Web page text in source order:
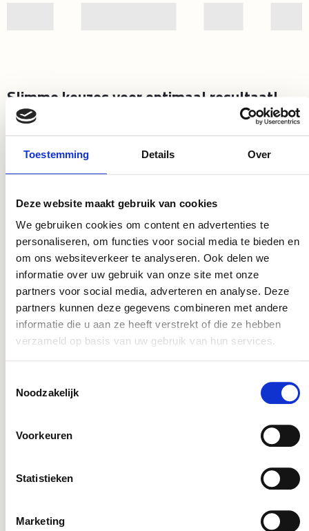
Toestemming Details Over
Deze website maakt gebruik van cookies
We gebruiken cookies om content en advertenties te
personaliseren, om functies voor social media te bieden en
om ons websiteverkeer te analyseren. Ook delen we
informatie over uw gebruik van onze site met onze
partners voor social media, adverteren en analyse. Deze
partners kunnen deze gegevens combineren met andere
informatie die u aan ze heeft verstrekt of die ze hebben
verzameld op basis van uw gebruik van hun services.
Noodzakelijk
Voorkeuren
Statistieken
Marketing
Slimme keuzes voor optimaal resultaat!
DryGair
Meer info
Zuiver Chloor Unit